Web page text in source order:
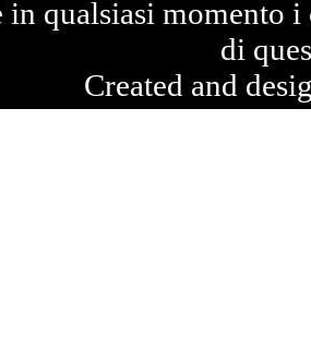
in qualsiasi momento
di
Created and